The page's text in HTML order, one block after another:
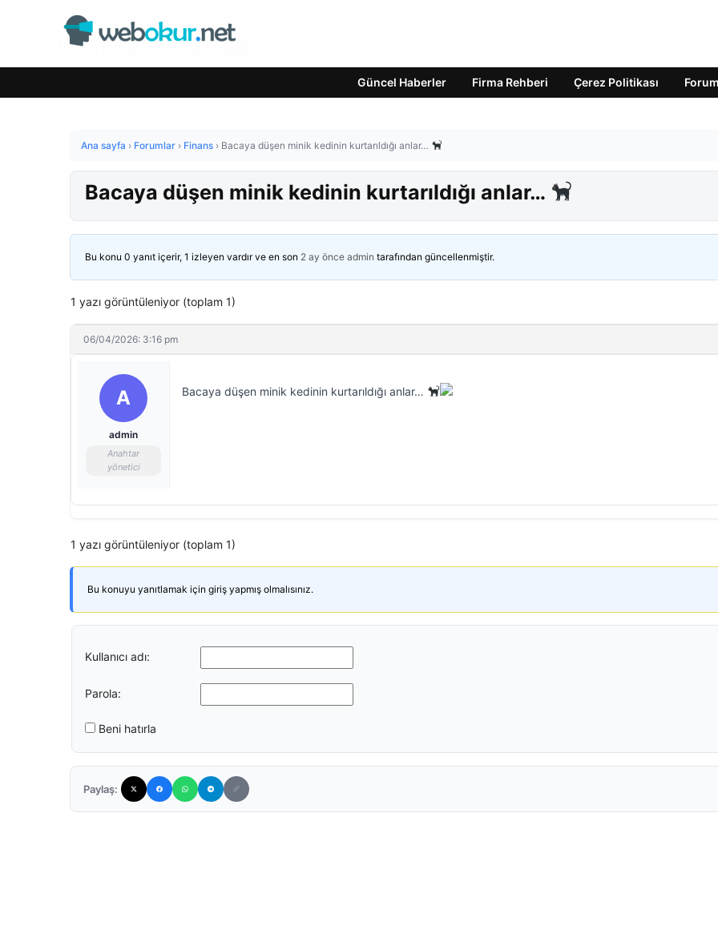
Güncel Haberler Firma Rehberi Çerez Politikası Forum
Ana sayfa › Forumlar › Finans › Bacaya düşen minik kedinin kurtarıldığı anlar…
Bacaya düşen minik kedinin kurtarıldığı anlar…
Bu konu 0 yanıt içerir, 1 izleyen vardır ve en son 2 ay önce admin tarafından güncellenmiştir.
1 yazı görüntüleniyor (toplam 1)
06/04/2026: 3:16 pm
A
admin
Anahtar
yönetici
Bacaya düşen minik kedinin kurtarıldığı anlar…
1 yazı görüntüleniyor (toplam 1)
Bu konuyu yanıtlamak için giriş yapmış olmalısınız.
Kullanıcı adı:
Parola:
Beni hatırla
Paylaş: